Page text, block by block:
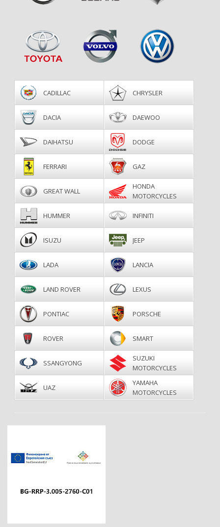
CADILLAC CHRYSLER
DACIA DAEWOO
DAIHATSU DODGE
FERRARI GAZ
GREAT WALL
HONDA
MOTORCYCLES
HUMMER INFINITI
ISUZU JEEP
LADA LANCIA
LAND ROVER LEXUS
PONTIAC PORSCHE
ROVER SMART
SSANGYONG
SUZUKI
MOTORCYCLES
UAZ
YAMAHA
MOTORCYCLES